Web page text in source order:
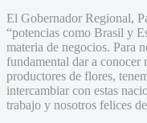
El Gobernador Regional,
“potencias como Brasil y
materia de negocios. Para
fundamental dar a conocer
productores de flores,
intercambiar con estas
trabajo y nosotros felices